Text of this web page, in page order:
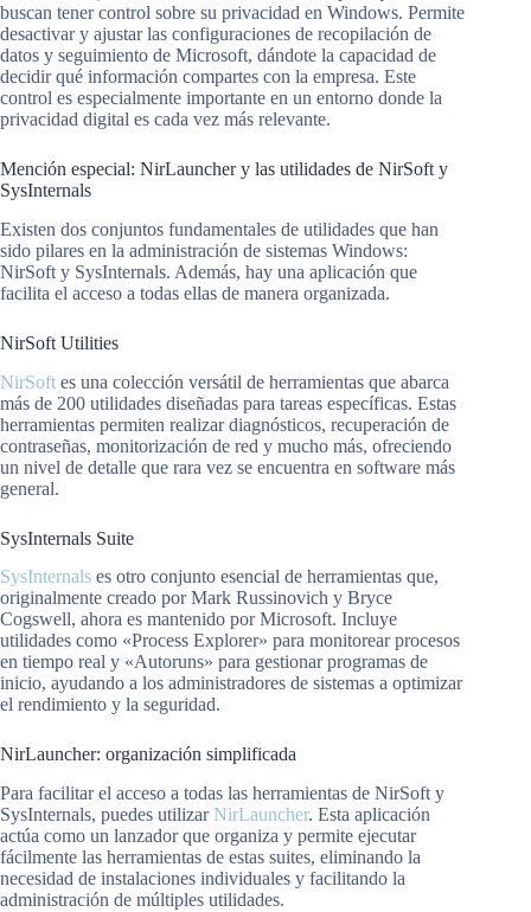
buscan tener control sobre su privacidad en Windows. Permite
desactivar y ajustar las configuraciones de recopilación de
datos y seguimiento de Microsoft, dándote la capacidad de
decidir qué información compartes con la empresa. Este
control es especialmente importante en un entorno donde la
privacidad digital es cada vez más relevante.
Mención especial: NirLauncher y las utilidades de NirSoft y
SysInternals
Existen dos conjuntos fundamentales de utilidades que han
sido pilares en la administración de sistemas Windows:
NirSoft y SysInternals. Además, hay una aplicación que
facilita el acceso a todas ellas de manera organizada.
NirSoft Utilities
NirSoft es una colección versátil de herramientas que abarca
más de 200 utilidades diseñadas para tareas específicas. Estas
herramientas permiten realizar diagnósticos, recuperación de
contraseñas, monitorización de red y mucho más, ofreciendo
un nivel de detalle que rara vez se encuentra en software más
general.
SysInternals Suite
SysInternals es otro conjunto esencial de herramientas que,
originalmente creado por Mark Russinovich y Bryce
Cogswell, ahora es mantenido por Microsoft. Incluye
utilidades como «Process Explorer» para monitorear procesos
en tiempo real y «Autoruns» para gestionar programas de
inicio, ayudando a los administradores de sistemas a optimizar
el rendimiento y la seguridad.
NirLauncher: organización simplificada
Para facilitar el acceso a todas las herramientas de NirSoft y
SysInternals, puedes utilizarNirLauncher. Esta aplicación
actúa como un lanzador que organiza y permite ejecutar
fácilmente las herramientas de estas suites, eliminando la
necesidad de instalaciones individuales y facilitando la
administración de múltiples utilidades.